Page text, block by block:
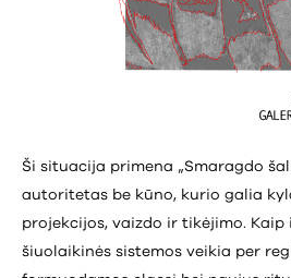
Ši situacija primena „Smaragdo
autoritetas be kūno, kurio galia
projekcijos, vaizdo ir tikėjimo.
šiuolaikinės sistemos veikia per